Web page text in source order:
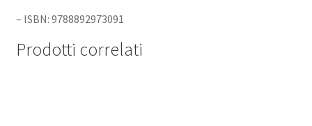
– ISBN: 9788892973091
Prodotti correlati